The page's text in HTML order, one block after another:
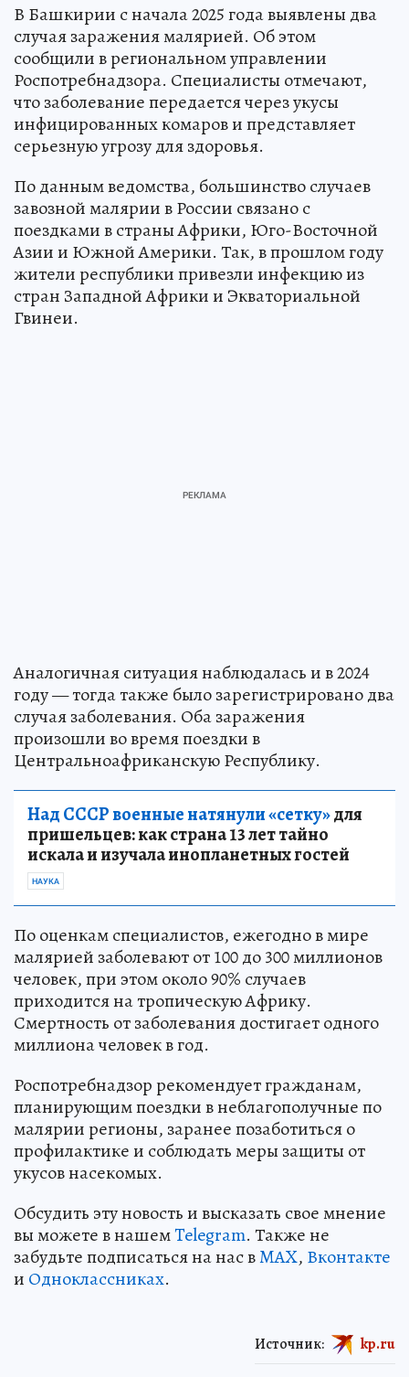
В Башкирии с начала 2025 года выявлены два
случая заражения малярией. Об этом
сообщили в региональном управлении
Роспотребнадзора. Специалисты отмечают,
что заболевание передается через укусы
инфицированных комаров и представляет
серьезную угрозу для здоровья.
По данным ведомства, большинство случаев
завозной малярии в России связано с
поездками в страны Африки, Юго-Восточной
Азии и Южной Америки. Так, в прошлом году
жители республики привезли инфекцию из
стран Западной Африки и Экваториальной
Гвинеи.
Аналогичная ситуация наблюдалась и в 2024
году — тогда также было зарегистрировано два
случая заболевания. Оба заражения
произошли во время поездки в
Центральноафриканскую Республику.
Над СССР военные натянули «сетку»для
пришельцев: как страна 13 лет тайно
искала и изучала инопланетных гостей
НАУКА
По оценкам специалистов, ежегодно в мире
малярией заболевают от 100 до 300 миллионов
человек, при этом около 90% случаев
приходится на тропическую Африку.
Смертность от заболевания достигает одного
миллиона человек в год.
Роспотребнадзор рекомендует гражданам,
планирующим поездки в неблагополучные по
малярии регионы, заранее позаботиться о
профилактике и соблюдать меры защиты от
укусов насекомых.
Обсудить эту новость и высказать свое мнение
вы можете в нашемTelegram. Также не
забудьте подписаться на нас вMAX, Вконтакте
и Одноклассниках.
Источник: kp.ru